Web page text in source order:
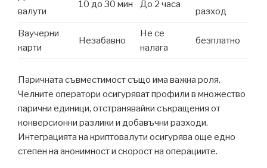
валути
10 до 30 мин До 2 часа
разход
Ваучерни
карти
Незабавно
Не се
налага
безплатно
Паричната съвместимост също има важна роля.
Челните оператори осигуряват профили в множество
парични единици, отстранявайки съкращения от
конверсионни разлики и добавъчни разходи.
Интеграцията на криптовалути осигурява още едно
степен на анонимност и скорост на операциите.